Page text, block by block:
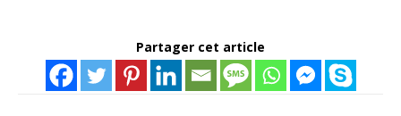
Partager cet article